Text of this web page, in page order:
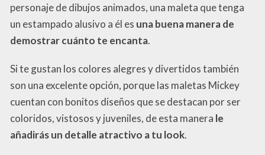
personaje de dibujos animados, una maleta que tenga
un estampado alusivo a él es una buena manera de
demostrar cuánto te encanta.
Si te gustan los colores alegres y divertidos también
son una excelente opción, porque las maletas Mickey
cuentan con bonitos diseños que se destacan por ser
coloridos, vistosos y juveniles, de esta manera le
añadirás un detalle atractivo a tu look.